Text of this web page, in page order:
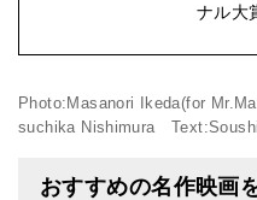
ナル大
Photo:Masanori Ikeda(for
suchika Nishimura
おすすめの名作映画